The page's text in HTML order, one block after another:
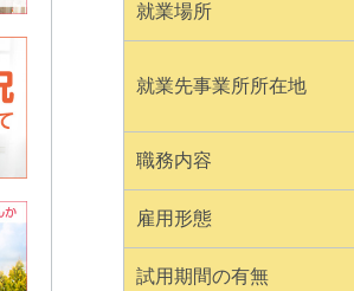
就業場所
就業先事業所所在地
職務内容
雇用形態
試用期間の有無